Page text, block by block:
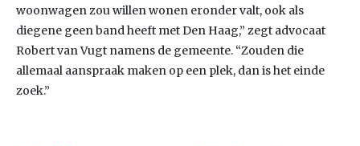
woonwagen zou willen wonen eronder valt, ook als
diegene geen band heeft met Den Haag,” zegt advocaat
Robert van Vugt namens de gemeente. “Zouden die
allemaal aanspraak maken op een plek, dan is het einde
zoek.”